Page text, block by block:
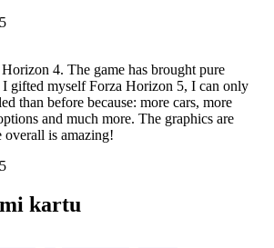
4. The game has brought pure
I gifted myself Forza Horizon 5, I can only
than before because: more cars, more
and much more. The graphics are
overall is amazing!
kartu